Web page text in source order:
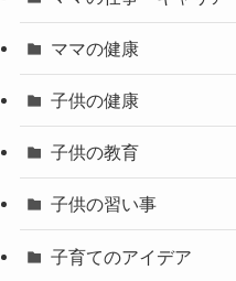
ママの健康
子供の健康
子供の教育
子供の習い事
子育てのアイデア